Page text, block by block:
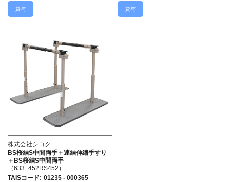
貸与 貸与
株式会社シコク
BS桜結S中間両手＋連結伸縮手すり
＋BS桜結S中間両手
（633−452RS452）
TAISコード: 01235 - 000365